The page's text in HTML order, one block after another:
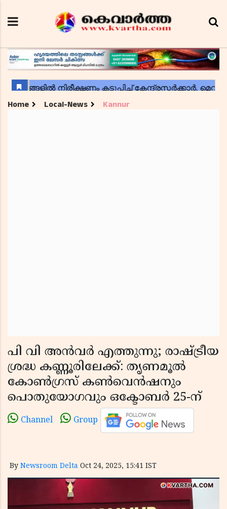
Home Local-News Kannur
പി വി അൻവർ എത്തുന്നു; രാഷ്ട്രീയ
ശ്രദ്ധ കണ്ണൂരിലേക്ക്: തൃണമൂൽ
കോൺഗ്രസ് കൺവെൻഷനും
പൊതുയോഗവും ഒക്ടോബർ 25-ന്
Channel Group
By Newsroom Delta Oct 24, 2025, 15:41 IST